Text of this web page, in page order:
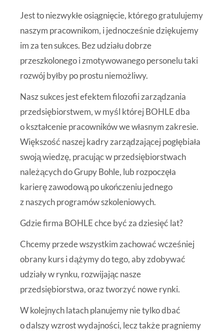
Jest to niezwykłe osiągnięcie, którego gratulujemy
naszym pracownikom, i jednocześnie dziękujemy
im za ten sukces. Bez udziału dobrze
przeszkolonego i zmotywowanego personelu taki
rozwój byłby po prostu niemożliwy.
Nasz sukces jest efektem filozofii zarządzania
przedsiębiorstwem, w myśl której BOHLE dba
o kształcenie pracowników we własnym zakresie.
Większość naszej kadry zarządzającej pogłębiała
swoją wiedzę, pracując w przedsiębiorstwach
należących do Grupy Bohle, lub rozpoczęła
karierę zawodową po ukończeniu jednego
z naszych programów szkoleniowych.
Gdzie firma BOHLE chce być za dziesięć lat?
Chcemy przede wszystkim zachować wcześniej
obrany kurs i dążymy do tego, aby zdobywać
udziały w rynku, rozwijając nasze
przedsiębiorstwa, oraz tworzyć nowe rynki.
W kolejnych latach planujemy nie tylko dbać
o dalszy wzrost wydajności, lecz także pragniemy